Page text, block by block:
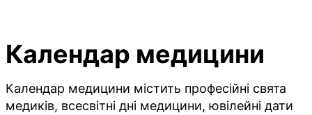
Календар медицини
Календар медицини містить професійні свята
медиків, всесвітні дні медицини, ювілейні дати